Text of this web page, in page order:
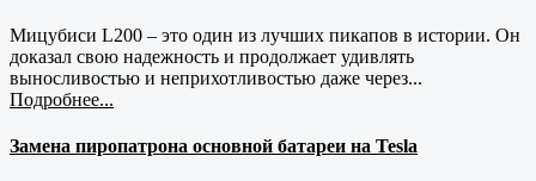
Мицубиси L200 – это один из лучших пикапов в истории. Он
доказал свою надежность и продолжает удивлять
выносливостью и неприхотливостью даже через...
Подробнее...
Замена пиропатрона основной батареи на Tesla